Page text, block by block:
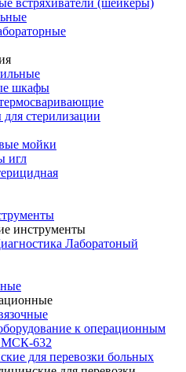
встряхиватели (шейкеры)
шкафы
стерилизации
мойки
игл
инструменты
Лаборатоный
к операционным
МСК-632
для перевозки больных